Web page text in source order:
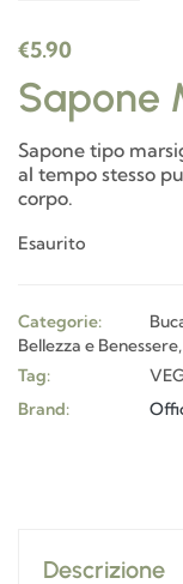
€5.90
Sapone
Sapone tipo
al tempo stesso
corpo.
Esaurito
Categorie:
Bellezza e Benessere,
Tag:
Brand:
Descrizione